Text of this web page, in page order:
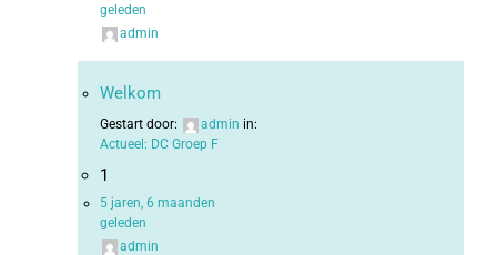
geleden
admin
Welkom
Gestart door: admin in:
Actueel: DC Groep F
1
5 jaren, 6 maanden
geleden
admin